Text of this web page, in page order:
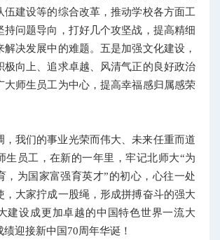
伍建设等的综合改革，推动学校各方面工
持问题导向，打好几个攻坚战，提高精细
解决发展中的难题。五是加强文化建设，
极向上、追求卓越、风清气正的良好政治
大师生员工为中心，提高幸福感归属感荣
，我们的事业光荣而伟大、未来任重而道
生员工，在新的一年里，牢记北师大“为
，为国家富强育英才”的初心，心往一处
，大家拧成一股绳，形成拼搏奋斗的强大
建设成更加卓越的中国特色世界一流大
迎接新中国70周年华诞！